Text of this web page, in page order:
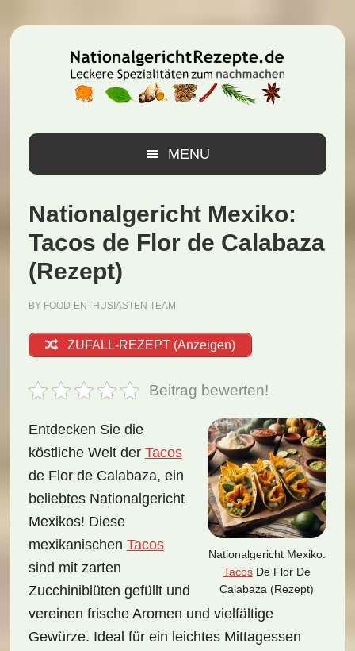
Hauptnavigation
Inhalt
Seitenspalte
MENU
Nationalgericht Mexiko:
Tacos de Flor de Calabaza
(Rezept)
BY FOOD-ENTHUSIASTEN TEAM
ZUFALL-REZEPT (Anzeigen)
Beitrag bewerten!
Nationalgericht Mexiko:
TacosDe Flor De
Calabaza (Rezept)
Entdecken Sie die
köstliche Welt der Tacos
de Flor de Calabaza, ein
beliebtes Nationalgericht
Mexikos! Diese
mexikanischen Tacos
sind mit zarten
Zucchiniblüten gefüllt und
vereinen frische Aromen und vielfältige
Gewürze. Ideal für ein leichtes Mittagessen